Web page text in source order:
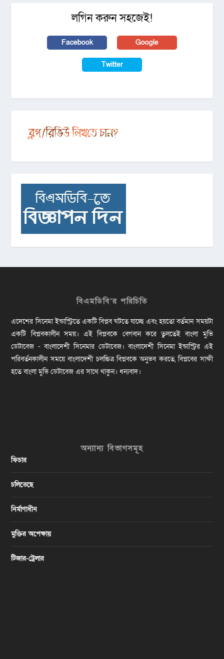
লগিন করুন সহজেই!
Facebook Google
Twitter
বিএমডিবি’র পরিচিতি
এদেশের সিনেমা ইন্ডাস্ট্রিতে একটি বিপ্লব ঘটতে যাচ্ছে এবং হয়তো বর্তমান সময়টা
একটি বিপ্লবকালীন সময়। এই বিপ্লবকে বেগবান করে তুলতেই বাংলা মুভি
ডেটাবেজ - বাংলাদেশী সিনেমার ডেটাবেজ। বাংলাদেশী সিনেমা ইন্ডাস্ট্রির এই
পরিবর্তনকালীন সময়ে বাংলাদেশী চলচ্চিত্র বিপ্লবকে অনুভব করতে, বিপ্লবের সাক্ষী
হতে বাংলা মুভি ডেটাবেজ এর সাথে থাকুন। ধন্যবাদ।
অন্যান্য বিভাগসমূহ
ফিচার
চলিতেছে
নির্মাণাধীন
মুক্তির অপেক্ষায়
টিজার-ট্রেলার